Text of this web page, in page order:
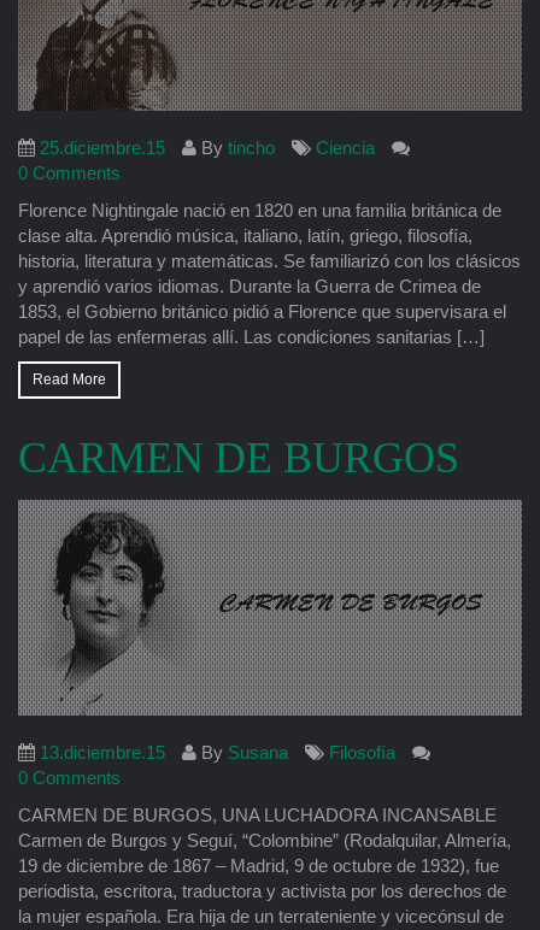
25.diciembre.15 By tincho
Ciencia
0 Comments
Florence Nightingale nació en 1820 en una familia británica de
clase alta. Aprendió música, italiano, latín, griego, filosofía,
historia, literatura y matemáticas. Se familiarizó con los clásicos
y aprendió varios idiomas. Durante la Guerra de Crimea de
1853, el Gobierno británico pidió a Florence que supervisara el
papel de las enfermeras allí. Las condiciones sanitarias […]
Read More
CARMEN DE BURGOS
13.diciembre.15 By Susana
Filosofía
0 Comments
CARMEN DE BURGOS, UNA LUCHADORA INCANSABLE
Carmen de Burgos y Seguí, “Colombine” (Rodalquilar, Almería,
19 de diciembre de 1867 – Madrid, 9 de octubre de 1932), fue
periodista, escritora, traductora y activista por los derechos de
la mujer española. Era hija de un terrateniente y vicecónsul de